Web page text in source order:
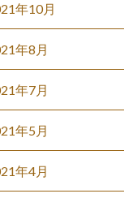
年10月
年8月
年7月
年5月
年4月